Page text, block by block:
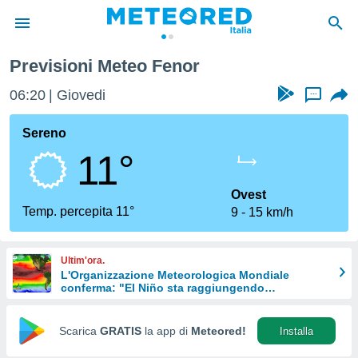
di
per
le
di
Web
Previsioni Meteo Fenor
06:20 Giovedi ...
Sereno
11°
Temp. percepita 11°
Ovest
9
15 km/h
Ultim'ora.
L'Organizzazione Meteorologica Mondiale
conferma: "El Niño sta raggiungendo
Scarica GRATIS la app di Meteored! Installa